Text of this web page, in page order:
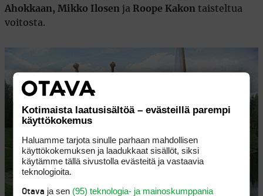
Ahokkaan, Mikko Ilosen ja Roope Kakon taisteltua
voitosta.
Kotimaista laatusisältöä – evästeillä parempi
käyttökokemus
Haluamme tarjota sinulle parhaan mahdollisen
käyttökokemuksen ja laadukkaat sisällöt, siksi
käytämme tällä sivustolla evästeitä ja vastaavia
teknologioita.
Otava ja sen (95) teknologia- ja mainoskumppania